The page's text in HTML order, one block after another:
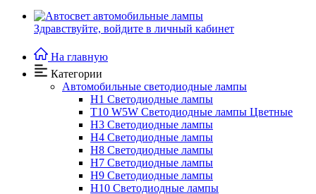
Здравствуйте, войдите в личный кабинет
На главную
Категории
Автомобильные светодиодные лампы
H1 Светодиодные лампы
T10 W5W Светодиодные лампы Цветные
H3 Светодиодные лампы
H4 Светодиодные лампы
H8 Светодиодные лампы
H7 Светодиодные лампы
H9 Светодиодные лампы
H10 Светодиодные лампы